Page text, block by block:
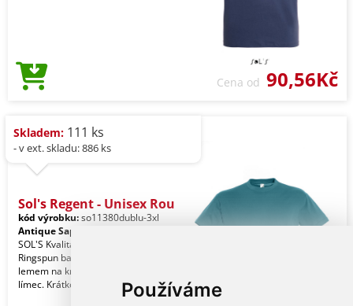
Používáme
Cena od 90,56Kč
Skladem: 111 ks
- v ext. skladu: 886 ks
Sol's Regent - Unisex Rou
kód výrobku:so11380dublu-3xl
Antique Sapphire
SOL'S Kvalita. 100% částečně česaná
Ringspun bavlna. Styl. Vyztužení
lemem na krku. Elastanový žebrovaný
límec. Krátké r